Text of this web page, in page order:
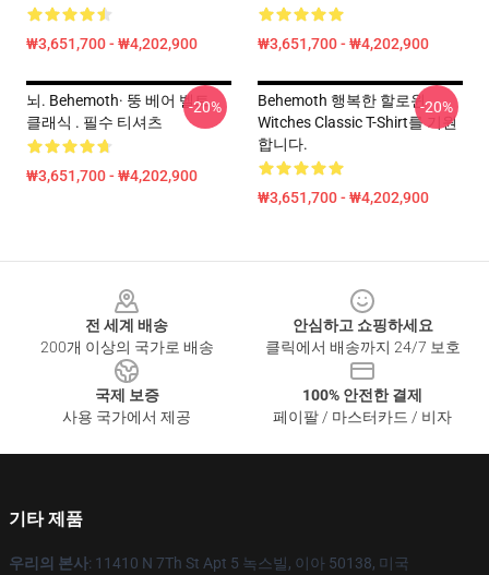
₩3,651,700 - ₩4,202,900 ₩3,651,700 - ₩4,202,900
뇌. Behemoth· 뚱 베어 벨트.
클래식 . 필수 티셔츠
₩3,651,700 - ₩4,202,900
-20%
Behemoth 행복한 할로윈
Witches Classic T-Shirt를 기원
합니다.
₩3,651,700 - ₩4,202,900
-20%
전 세계 배송
200개 이상의 국가로 배송
안심하고 쇼핑하세요
클릭에서 배송까지 24/7 보호
국제 보증
사용 국가에서 제공
100% 안전한 결제
페이팔 / 마스터카드 / 비자
기타 제품
우리의 본사: 11410 N 7Th St Apt 5 녹스빌, 이아 50138, 미국